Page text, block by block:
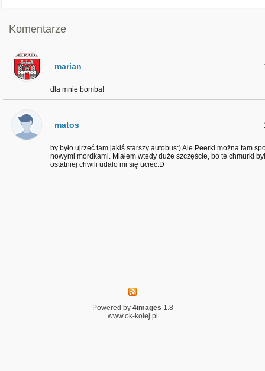
Komentarze
marian
dla mnie bomba!
matos
by było ujrzeć tam jakiś starszy autobus:) Ale Peerki można tam
nowymi mordkami. Miałem wtedy duże szczęście, bo te chmurki
ostatniej chwili udało mi się uciec:D
Powered by 4images 1.8
www.ok-kolej.pl